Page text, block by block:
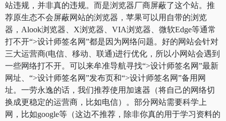
站违规，并非真的违规。而是浏览器厂商屏蔽了这个站。推
荐原生态不会屏蔽网站的浏览器，苹果可以用自带的浏览
器，Alook浏览器、X浏览器、VIA浏览器、微软Edge等通常
打不开“>设计师签名网”都是因为网络问题。好的网站会针对
三大运营商(电信、移动、联通)进行优化，所以小网站会遇到
一些网络打不开。可以来牟准导航寻找“>设计师签名网”最新
网址、“>设计师签名网”发布页和“>设计师签名网”备用网
址。一劳永逸的话，我们推荐使用加速器（将自己的网络切
换成更稳定的运营商，比如电信）。部分网站需要科学上
网，比如google等（这边不推荐，除非你真的用于学习资料的